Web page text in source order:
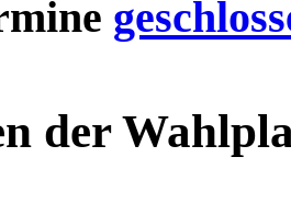
der